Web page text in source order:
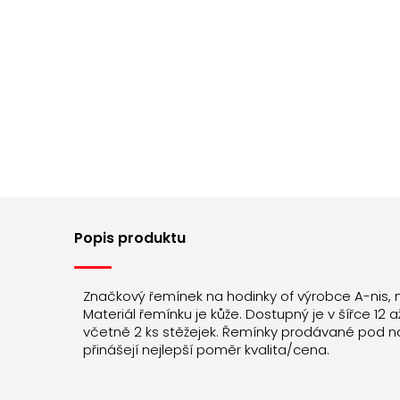
Popis produktu
Značkový řemínek na hodinky of výrobce A-nis,
Materiál řemínku je kůže. Dostupný je v šířce 12
včetně 2 ks stěžejek. Řemínky prodávané pod
přinášejí nejlepší poměr kvalita/cena.